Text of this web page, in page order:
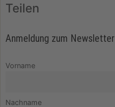
Teilen
Anmeldung zum Newsletter
Vorname
Nachname